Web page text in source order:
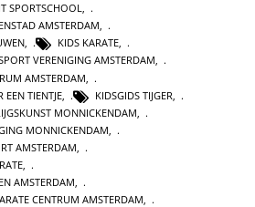
SPORTSCHOOL,
AMSTERDAM,
, KIDS KARATE,
VERENIGING AMSTERDAM,
AMSTERDAM
EEN TIENTJE
KIDSGIDS TIJGER
MONNICKENDAM
MONNICKENDAM
AMSTERDAM
AMSTERDAM
CENTRUM AMSTERDAM